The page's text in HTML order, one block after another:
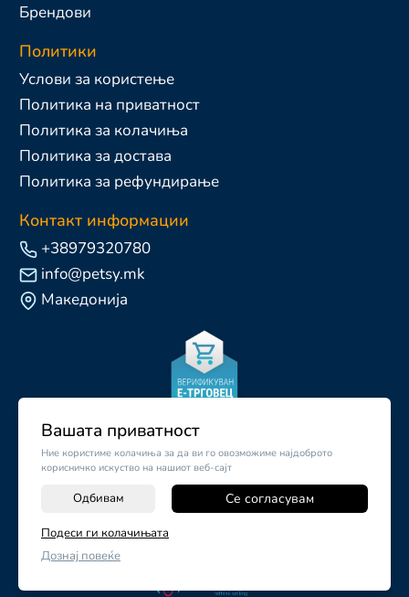
Вашата приватност
Ние користиме колачиња за да ви го овозможиме најдоброто
корисничко искуство на нашиот веб-сајт
Одбивам Се согласувам
Подеси ги колачињата
Дознај повеќе
+
Брендови
Политики
Услови за користење
Политика на приватност
Политика за колачиња
Политика за достава
Политика за рефундирање
Контакт информации
+38979320780
info@petsy.mk
Македонија
©2026
Поставки за колачиња